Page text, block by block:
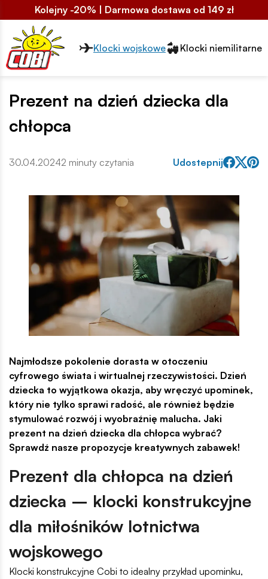
Kolejny -20% | Darmowa dostawa od 149 zł
Przełącznik segmentów2
Klocki wojskowe Klocki niemilitarne
Prezent na dzień dziecka dla
chłopca
30.04.20242 minuty czytania Udostepnij
Najmłodsze pokolenie dorasta w otoczeniu
cyfrowego świata i wirtualnej rzeczywistości. Dzień
dziecka to wyjątkowa okazja, aby wręczyć upominek,
który nie tylko sprawi radość, ale również będzie
stymulować rozwój i wyobraźnię malucha. Jaki
prezent na dzień dziecka dla chłopca wybrać?
Sprawdź nasze propozycje kreatywnych zabawek!
Prezent dla chłopca na dzień
dziecka – klocki konstrukcyjne
dla miłośników lotnictwa
wojskowego
Klocki konstrukcyjne Cobi to idealny przykład upominku,